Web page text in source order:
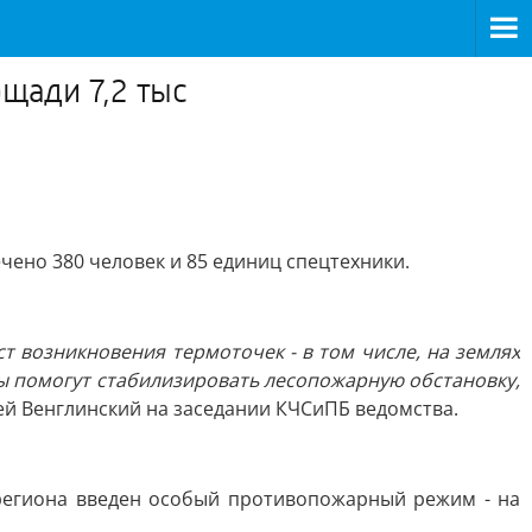
7,2 тыс
380 человек и 85 единиц спецтехники.
возникновения термоточек - в том числе, на землях
стабилизировать лесопожарную обстановку,
Венглинский на заседании КЧСиПБ ведомства.
введен особый противопожарный режим - на